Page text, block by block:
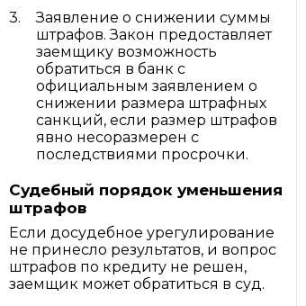
Заявление о снижении суммы
штрафов. Закон предоставляет
заемщику возможность
обратиться в банк с
официальным заявлением о
снижении размера штрафных
санкций, если размер штрафов
явно несоразмерен с
последствиями просрочки.
Судебный порядок уменьшения
штрафов
Если досудебное урегулирование
не принесло результатов, и вопрос
штрафов по кредиту не решен,
заемщик может обратиться в суд.